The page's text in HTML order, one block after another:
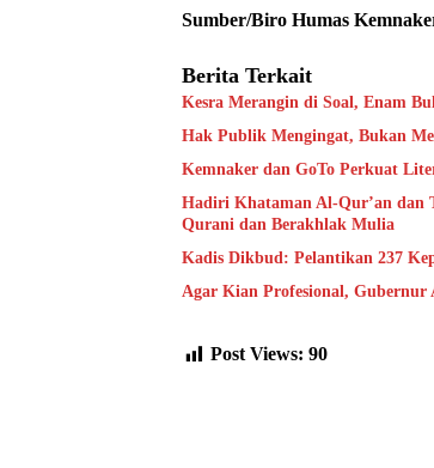
Sumber/Biro Humas
Berita Terkait
Kesra Merangin di Soal, Enam
Hak Publik Mengingat, Bukan
Kemnaker dan GoTo Perkuat
Hadiri Khataman Al-Qur’an dan
Qurani dan Berakhlak Mulia
Kadis Dikbud: Pelantikan 237
Agar Kian Profesional,
Post Views: 90